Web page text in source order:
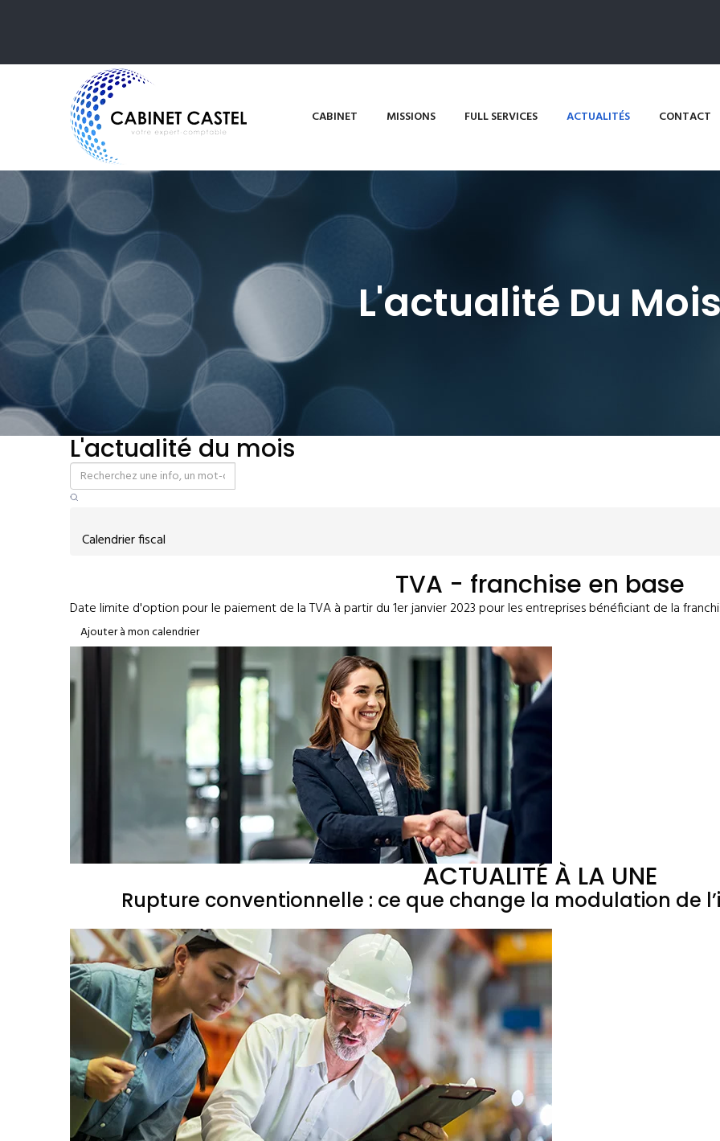
CABINET MISSIONS FULL SERVICES ACTUALITÉS CONTACT
L'actualité Du Mois
L'actualité du mois
Calendrier fiscal
TVA - franchise en base
Date limite d'option pour le paiement de la TVA à partir du 1er janvier 2023 pour les entreprises bénéficiant de la
Ajouter à mon calendrier
ACTUALITÉ À LA UNE
Rupture conventionnelle : ce que change la modulation de